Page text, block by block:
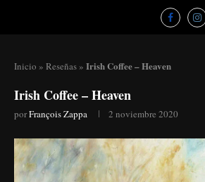
Inicio » Reseñas » Irish Coffee – Heaven
Irish Coffee – Heaven
porFrançois Zappa 2 noviembre 2020